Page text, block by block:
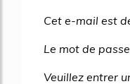
Cet e-mail est
Le mot de
Veuillez entrer